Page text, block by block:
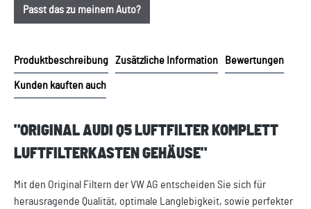
Passt das zu meinem Auto?
Produktbeschreibung Zusätzliche Information Bewertungen
Kunden kauften auch
"ORIGINAL AUDI Q5 LUFTFILTER KOMPLETT
LUFTFILTERKASTEN GEHÄUSE"
Mit den Original Filtern der VW AG entscheiden Sie sich für
herausragende Qualität, optimale Langlebigkeit, sowie perfekter